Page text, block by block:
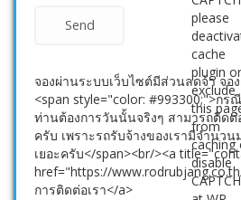
จองผ่านระบบเว็บไซต์มีส่วนลดจ้า จอ
<span style="color: #993300;">ก
ท่านต้องการวันนั้นจริงๆ สามารถติดต่
ครับ เพราะรถรับจ้างของเรามีจำนว
เยอะครับ</span><br/><a
href="https://
การติดต่อเรา</a>